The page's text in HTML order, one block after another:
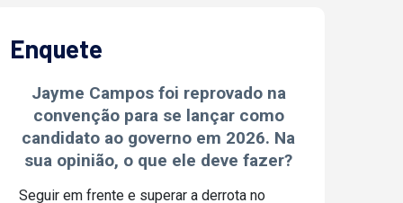
Enquete
Jayme Campos foi reprovado na
convenção para se lançar como
candidato ao governo em 2026. Na
sua opinião, o que ele deve fazer?
Seguir em frente e superar a derrota no